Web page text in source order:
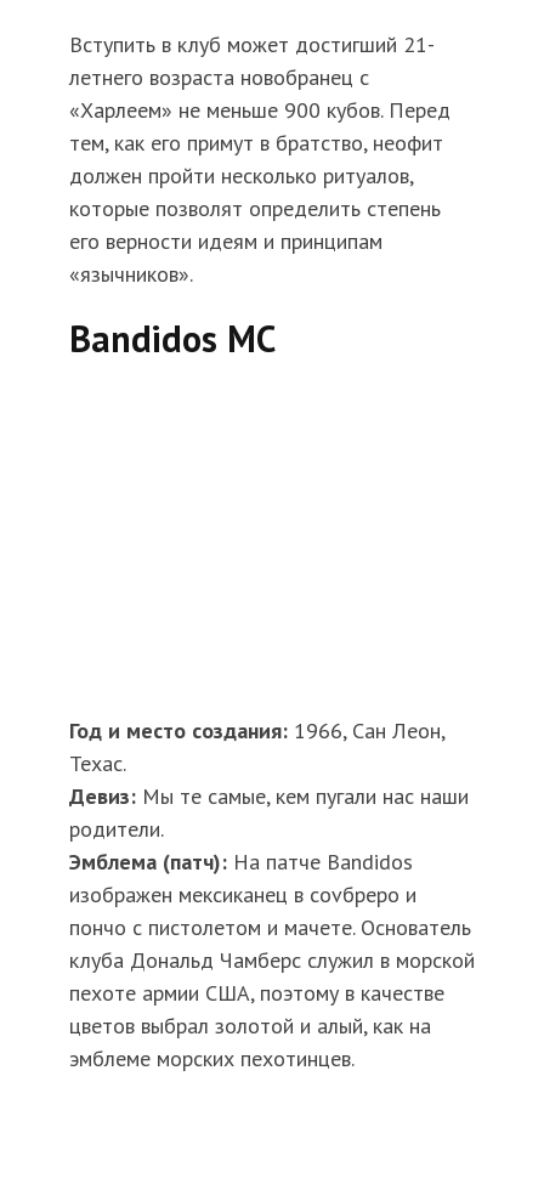
Вступить в клуб может достигший 21-
летнего возраста новобранец с
«Харлеем» не меньше 900 кубов. Перед
тем, как его примут в братство, неофит
должен пройти несколько ритуалов,
которые позволят определить степень
его верности идеям и принципам
«язычников».
Bandidos MC
Год и место создания: 1966, Сан Леон,
Техас.
Девиз: Мы те самые, кем пугали нас наши
родители.
Эмблема (патч): На патче Bandidos
изображен мексиканец в соvбреро и
пончо с пистолетом и мачете. Основатель
клуба Дональд Чамберс служил в морской
пехоте армии США, поэтому в качестве
цветов выбрал золотой и алый, как на
эмблеме морских пехотинцев.